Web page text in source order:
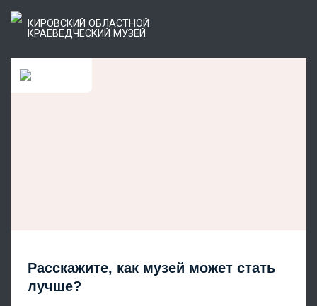
КИРОВСКИЙ ОБЛАСТНОЙ
КРАЕВЕДЧЕСКИЙ МУЗЕЙ
Расскажите, как музей может стать
лучше?